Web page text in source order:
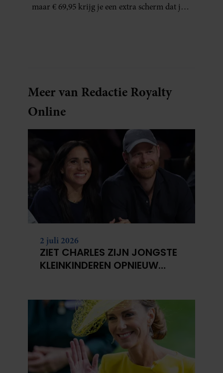
maar € 69,95 krijg je een extra scherm dat je
Meer van Redactie Royalty
Online
2 juli 2026
ZIET CHARLES ZIJN JONGSTE
KLEINKINDEREN OPNIEUW